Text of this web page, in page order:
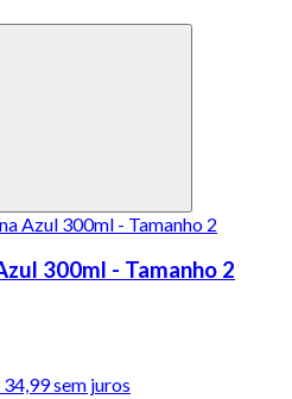
300ml - Tamanho 2
34,99sem juros